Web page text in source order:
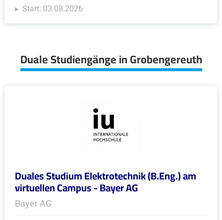
Start: 03.08.2026
Duale Studiengänge in Grobengereuth
Duales Studium Elektrotechnik (B.Eng.) am
virtuellen Campus - Bayer AG
Bayer AG